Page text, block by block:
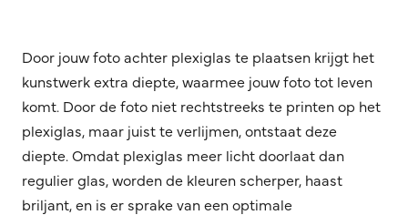
Door jouw foto achter plexiglas te plaatsen krijgt het
kunstwerk extra diepte, waarmee jouw foto tot leven
komt. Door de foto niet rechtstreeks te printen op het
plexiglas, maar juist te verlijmen, ontstaat deze
diepte. Omdat plexiglas meer licht doorlaat dan
regulier glas, worden de kleuren scherper, haast
briljant, en is er sprake van een optimale